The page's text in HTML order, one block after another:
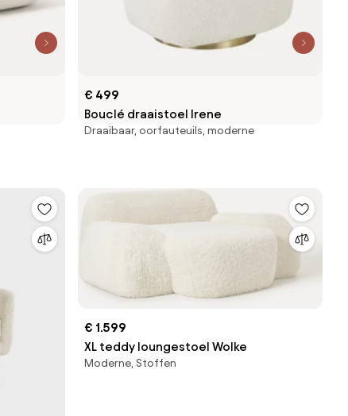
€ 499
Bouclé draaistoel Irene
Draaibaar, oorfauteuils, moderne
€ 1.599
XL teddy loungestoel Wolke
Moderne, Stoffen